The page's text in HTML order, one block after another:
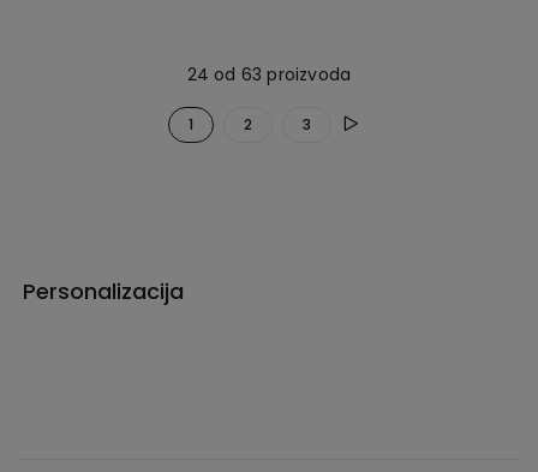
24 od 63 proizvoda
1 2 3
Personalizacija